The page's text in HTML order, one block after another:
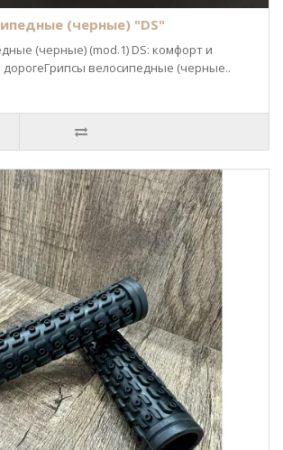
(черные) "DS"
(черные) (mod.1) DS: комфорт и
дорогеГрипсы велосипедные (черные..